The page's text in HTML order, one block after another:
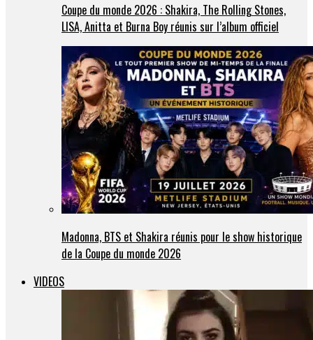
Coupe du monde 2026 : Shakira, The Rolling Stones,
LISA, Anitta et Burna Boy réunis sur l’album officiel
Madonna, BTS et Shakira réunis pour le show historique
de la Coupe du monde 2026
VIDEOS